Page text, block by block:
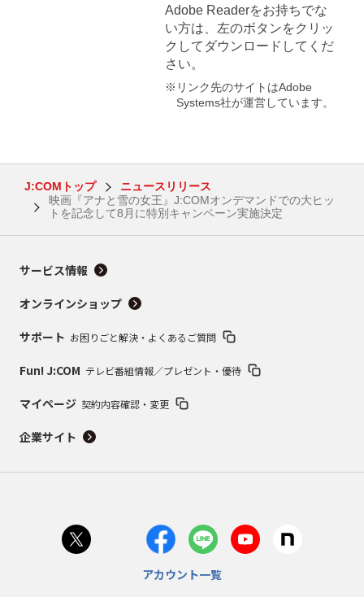
Adobe Readerをお持ちでな
い方は、左のボタンをクリッ
クしてダウンロードしてくだ
さい。
※リンク先のサイトはAdobe
Systems社が運営しています。
J:COMトップ
ニュースリリース
映画『アナと雪の女王』J:COMオンデマンドでの大ヒッ
トを記念して8月に特別キャンペーン実施決定
サービス情報
オンラインショップ
サポート お困りごと解決・よくあるご質問
Fun! J:COM テレビ番組情報／プレゼント・優待
マイページ 契約内容確認・変更
企業サイト
アカウント一覧